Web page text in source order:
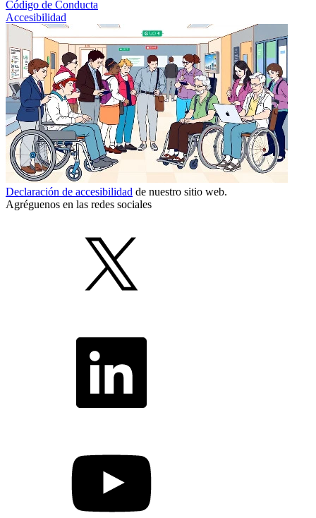
Código de Conducta
Accesibilidad
Declaración de accesibilidad de nuestro sitio web.
Agréguenos en las redes sociales